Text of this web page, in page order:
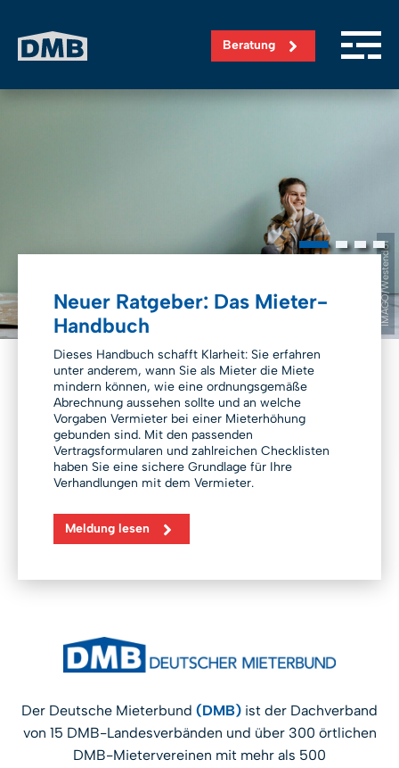
Beratung
Neuer Ratgeber: Das Mieter-
Handbuch
Dieses Handbuch schafft Klarheit: Sie erfahren
unter anderem, wann Sie als Mieter die Miete
mindern können, wie eine ordnungsgemäße
Abrechnung aussehen sollte und an welche
Vorgaben Vermieter bei einer Mieterhöhung
gebunden sind. Mit den passenden
Vertragsformularen und zahlreichen Checklisten
haben Sie eine sichere Grundlage für Ihre
Verhandlungen mit dem Vermieter.
Meldung lesen
IMAGO/Westend61
Der Deutsche Mieterbund (DMB) ist der Dachverband
von 15 DMB-Landesverbänden und über 300 örtlichen
DMB-Mietervereinen mit mehr als 500